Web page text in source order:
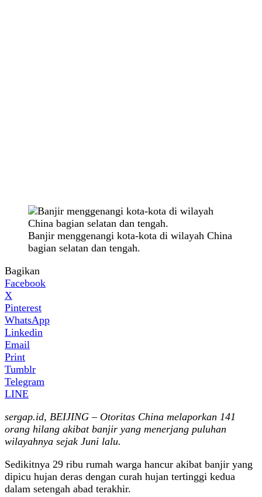
Banjir menggenangi kota-kota di wilayah China
bagian selatan dan tengah.
Bagikan
Facebook
X
Pinterest
WhatsApp
Linkedin
Email
Print
Tumblr
Telegram
LINE
sergap.id, BEIJING – Otoritas China melaporkan 141
orang hilang akibat banjir yang menerjang puluhan
wilayahnya sejak Juni lalu.
Sedikitnya 29 ribu rumah warga hancur akibat banjir yang
dipicu hujan deras dengan curah hujan tertinggi kedua
dalam setengah abad terakhir.